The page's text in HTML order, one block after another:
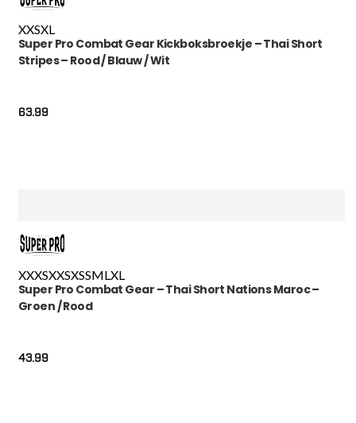
XXSXL
Super Pro Combat Gear Kickboksbroekje – Thai Short
Stripes – Rood / Blauw / Wit
63.99
XXXSXXSXSSML XL
Super Pro Combat Gear – Thai Short Nations Maroc –
Groen / Rood
43.99